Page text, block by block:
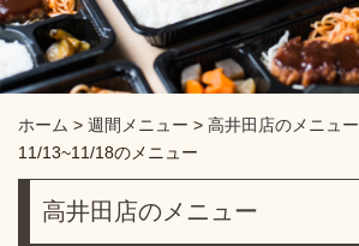
ホーム > 週間メニュー > 高井田店のメニュー
11/13~11/18のメニュー
高井田店のメニュー